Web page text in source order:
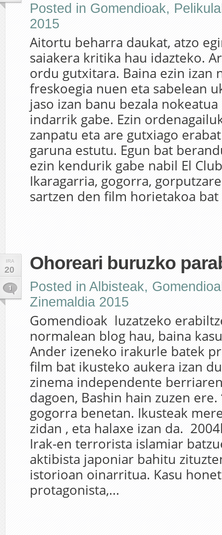
Posted in Gomendioak,
2015
Aitortu beharra daukat, atzo
saiakera kritika hau idazteko.
ordu gutxitara. Baina ezin izan
freskoegia nuen eta sabelean
jaso izan banu bezala
indarrik gabe. Ezin
zanpatu eta are gutxiago
garuna estutu. Egun bat
ezin kendurik gabe nabil El
Ikaragarria, gogorra,
sartzen den film horietakoa bat
IRA
20
1
Ohoreari buruzko
Posted in Albisteak,
Zinemaldia 2015
Gomendioak luzatzeko
normalean blog hau, baina
Ander izeneko irakurle batek
film bat ikusteko aukera izan
zinema independente
dagoen, Bashin hain zuzen ere.
gogorra benetan. Ikusteak
zidan , eta halaxe izan da.
Irak-en terrorista islamiar
aktibista japoniar bahitu
istorioan oinarritua. Kasu
protagonista,...